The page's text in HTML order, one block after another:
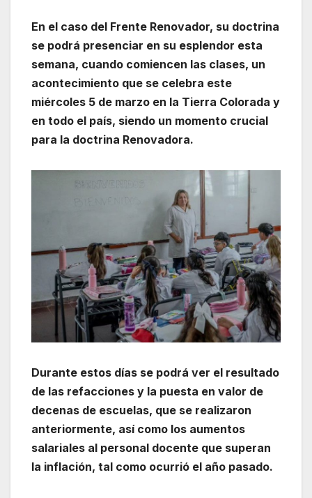
En el caso del Frente Renovador, su doctrina
se podrá presenciar en su esplendor esta
semana, cuando comiencen las clases, un
acontecimiento que se celebra este
miércoles 5 de marzo en la Tierra Colorada y
en todo el país, siendo un momento crucial
para la doctrina Renovadora.
Durante estos días se podrá ver el resultado
de las refacciones y la puesta en valor de
decenas de escuelas, que se realizaron
anteriormente, así como los aumentos
salariales al personal docente que superan
la inflación, tal como ocurrió el año pasado.